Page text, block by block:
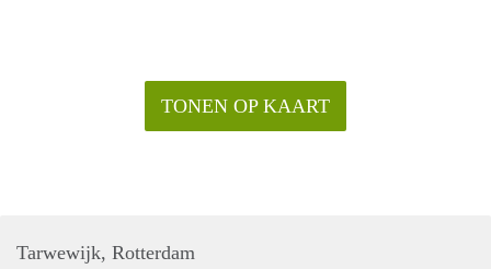
TONEN OP KAART
Tarwewijk, Rotterdam